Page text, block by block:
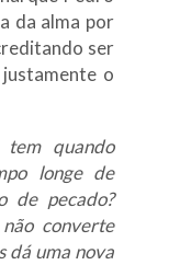
da alma por
ser
o
quando
longe de
de pecado?
converte
dá uma nova